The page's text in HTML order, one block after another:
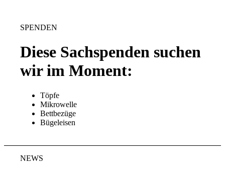
SPENDEN
Diese Sachspenden suchen
wir im Moment:
Töpfe
Mikrowelle
Bettbezüge
Bügeleisen
NEWS